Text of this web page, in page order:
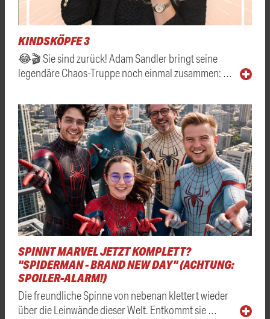
KINDSKÖPFE 3
😂🎬 Sie sind zurück! Adam Sandler bringt seine
legendäre Chaos-Truppe noch einmal zusammen: …
SPINNT MARVEL JETZT KOMPLETT?
"SPIDERMAN - BRAND NEW DAY" (ACHTUNG:
SPOILER-ALARM!)
Die freundliche Spinne von nebenan klettert wieder
über die Leinwände dieser Welt. Entkommt sie …